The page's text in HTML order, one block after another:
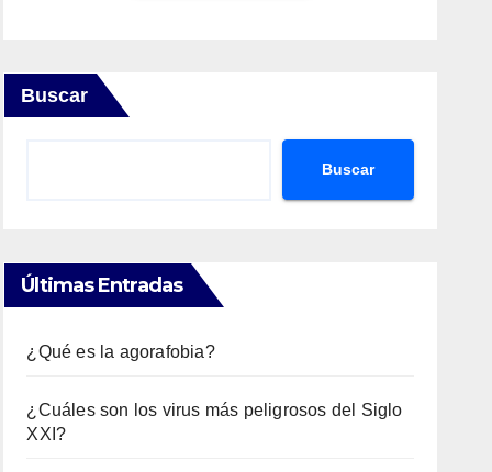
Buscar
Buscar
Últimas Entradas
¿Qué es la agorafobia?
¿Cuáles son los virus más peligrosos del Siglo
XXI?